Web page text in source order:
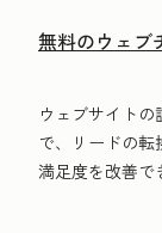
無料のウェブ
ウェブサイト
で、リードの
満足度を改善で